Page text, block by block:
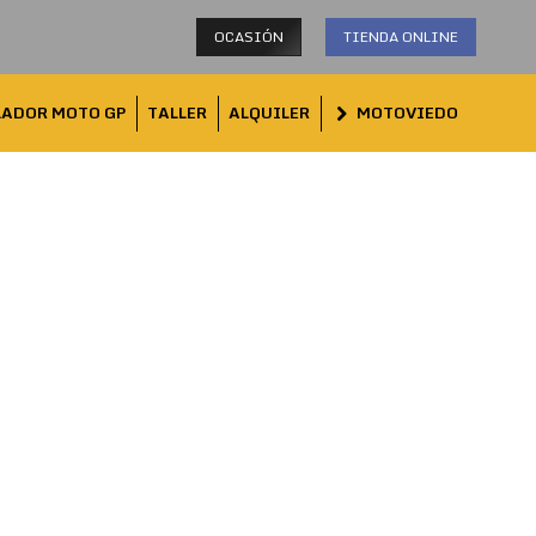
OCASIÓN TIENDA ONLINE
MOTO GP TALLER ALQUILER MOTOVIEDO